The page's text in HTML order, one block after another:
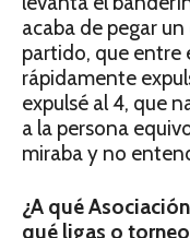
acaba de pegar
partido, que entre
rápidamente
expulsé al 4, que
a la persona
miraba y no
¿A qué
qué ligas o